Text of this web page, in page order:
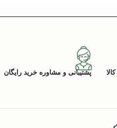
پشتیبانی و مشاوره خرید رایگان